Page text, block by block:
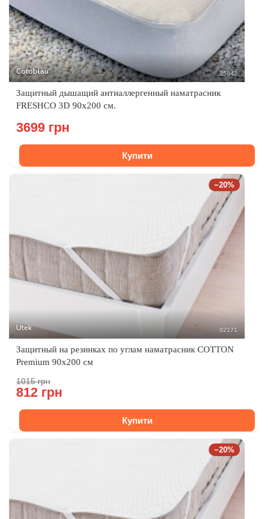
Cotoblau 25842
Защитный дышащий антиаллергенный наматрасник
FRESHCO 3D 90х200 см.
3699 грн
Купити
−20%
Utek 82171
Защитный на резинках по углам наматрасник COTTON
Premium 90x200 см
1015 грн
812 грн
Купити
−20%